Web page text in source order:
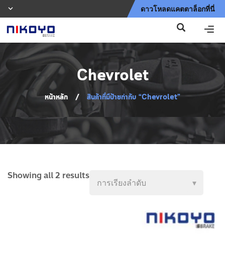
ดาวโหลดแคตตาล็อกที่นี่
Chevrolet
หน้าหลัก / สินค้าที่มีป้ายกำกับ “Chevrolet”
Showing all 2 results